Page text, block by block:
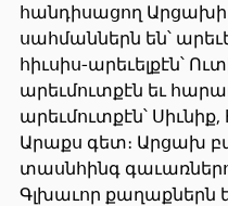
հանդիսացող Արցախի
սահմաններն են՝
հիւսիս-արեւելքէն՝
արեւմուտքէն եւ
արեւմուտքէն՝ Սիւնիք,
Արաքս գետ։ Արցախ
տասնհինգ
Գլխաւոր քաղաքներն